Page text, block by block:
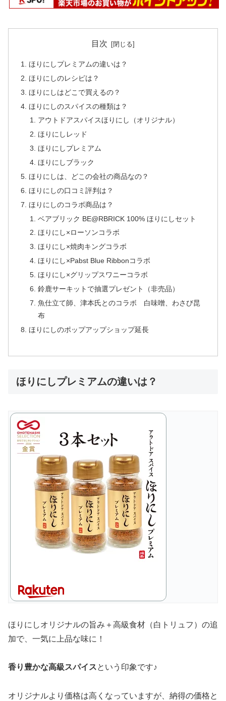
目次
ほりにしプレミアムの違いは？
ほりにしのレシピは？
ほりにしはどこで買えるの？
ほりにしのスパイスの種類は？
アウトドアスパイスほりにし（オリジナル）
ほりにしレッド
ほりにしプレミアム
ほりにしブラック
ほりにしは、どこの会社の商品なの？
ほりにしの口コミ評判は？
ほりにしのコラボ商品は？
ベアブリック BE@RBRICK 100% ほりにしセット
ほりにし×ローソンコラボ
ほりにし×焼肉キングコラボ
ほりにし×Pabst Blue Ribbonコラボ
ほりにし×グリップスワニーコラボ
鈴鹿サーキットで抽選プレゼント（非売品）
魚仕立て師、津本氏とのコラボ 白味噌、わさび昆
布
ほりにしのポップアップショップ延長
ほりにしプレミアムの違いは？
ほりにしオリジナルの旨み＋高級食材（白トリュフ）の追
加で、一気に上品な味に！
香り豊かな高級スパイスという印象です♪
オリジナルより価格は高くなっていますが、納得の価格と